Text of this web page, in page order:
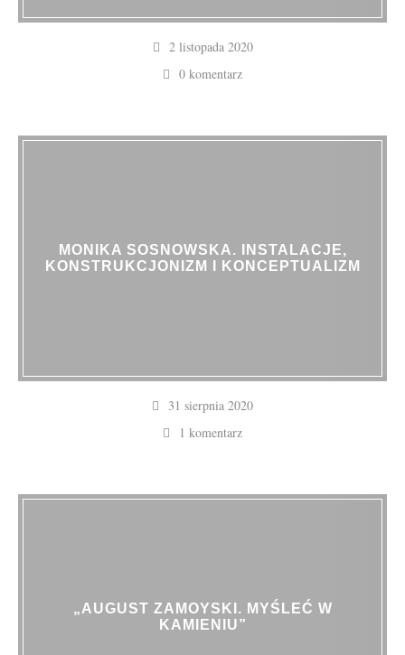
2 listopada 2020
0 komentarz
MONIKA SOSNOWSKA. INSTALACJE,
KONSTRUKCJONIZM I KONCEPTUALIZM
31 sierpnia 2020
1 komentarz
„AUGUST ZAMOYSKI. MYŚLEĆ W
KAMIENIU”